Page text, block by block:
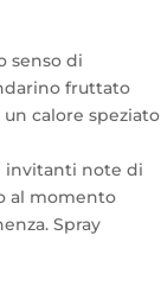
senso di
fruttato
calore speziato
invitanti note di
al momento
Spray